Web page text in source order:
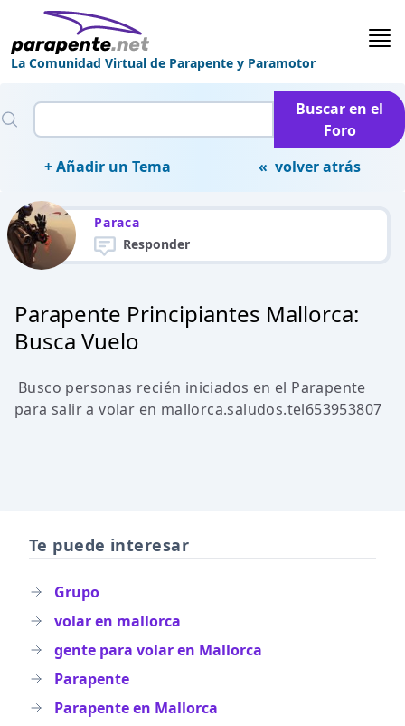
La Comunidad Virtual de Parapente y Paramotor
Buscar en el
Foro
+ Añadir un Tema
« volver atrás
Paraca
Responder
Parapente Principiantes Mallorca:
Busca Vuelo
Busco personas recién iniciados en el Parapente
para salir a volar en mallorca.saludos.tel653953807
Te puede interesar
Grupo
volar en mallorca
gente para volar en Mallorca
Parapente
Parapente en Mallorca